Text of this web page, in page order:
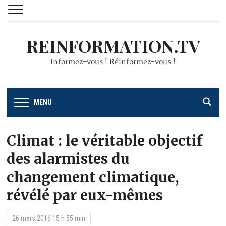
REINFORMATION.TV
Informez-vous ! Réinformez-vous !
MENU
Climat : le véritable objectif
des alarmistes du
changement climatique,
révélé par eux-mêmes
26 mars 2016 15 h 55 min